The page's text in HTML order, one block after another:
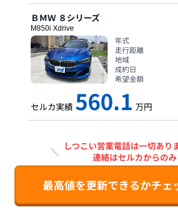
ＢＭＷ ８シリーズ
M850i Xdrive
年式
走行距離
地域
成約日
希望金額
セルカ実績 560.1 万円
＼ しつこい営業電話は一切あり
連絡はセルカからのみ
最高値を更新できるかチェ